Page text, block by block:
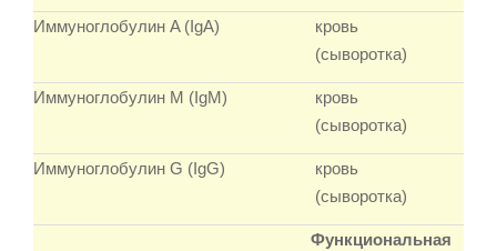
Иммуноглобулин A (IgА)
кровь
(сыворотка)
Иммуноглобулин M (IgM)
кровь
(сыворотка)
Иммуноглобулин G (IgG)
кровь
(сыворотка)
Функциональная